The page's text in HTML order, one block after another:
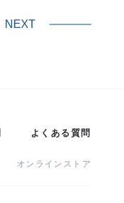
NEXT
よくある質問
オンラインストア